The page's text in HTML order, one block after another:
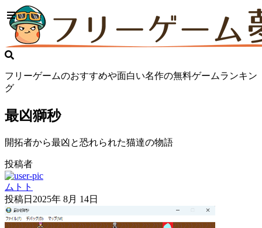
フリーゲームのおすすめや面白い名作の無料ゲームランキン
グ
最凶獅秒
開拓者から最凶と恐れられた猫達の物語
投稿者
ムトト
投稿日 2025年 8月 14日